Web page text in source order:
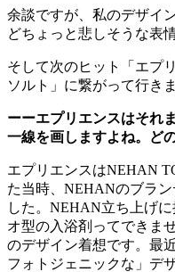
余談ですが、私のデザイ
どちょっと悲しそうな表
そして次のヒット「エプ
ソルト」に繋がって行きま
ーーエプリエンスはそれ
一線を画しますよね。ど
エプリエンスはNEHAN
た当時、NEHANのブラ
した。NEHAN立ち上げ
オ型の入浴剤ってできま
のデザイン着想です。最
フォトジェニックな」デ